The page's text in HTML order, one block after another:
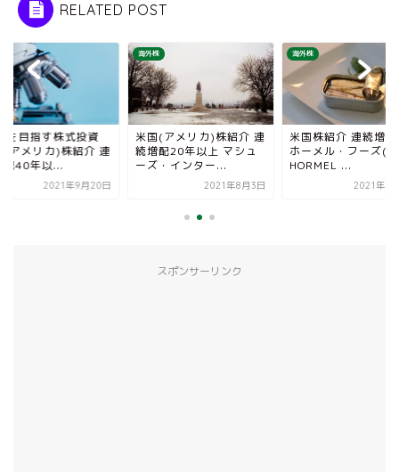
RELATED POST
を目指す株式投資
(アメリカ)株紹介 連
配40年以...
2021年9月20日
海外株
米国(アメリカ)株紹介 連
続増配20年以上 マシュ
ーズ・インター...
2021年8月3日
海外株
米国株紹介 連続増
ホーメル・フーズ
HORMEL ...
2021年7
スポンサーリンク